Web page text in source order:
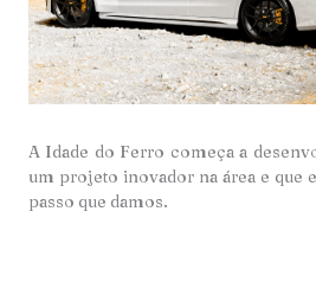
A Idade do Ferro começa a
um projeto inovador na área e que
passo que damos.